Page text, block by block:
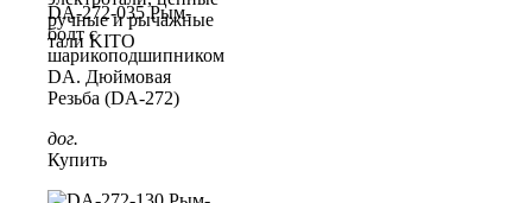
DA-272-035 Рым-
болт с
шарикоподшипником
DA. Дюймовая
Резьба (DA-272)
дог.
Купить